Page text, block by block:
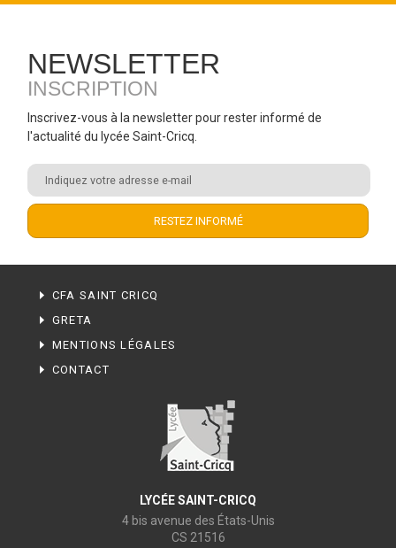
NEWSLETTER
INSCRIPTION
Inscrivez-vous à la newsletter pour rester informé de
l'actualité du lycée Saint-Cricq.
CFA SAINT CRICQ
GRETA
MENTIONS LÉGALES
CONTACT
LYCÉE SAINT-CRICQ
4 bis avenue des États-Unis
CS 21516